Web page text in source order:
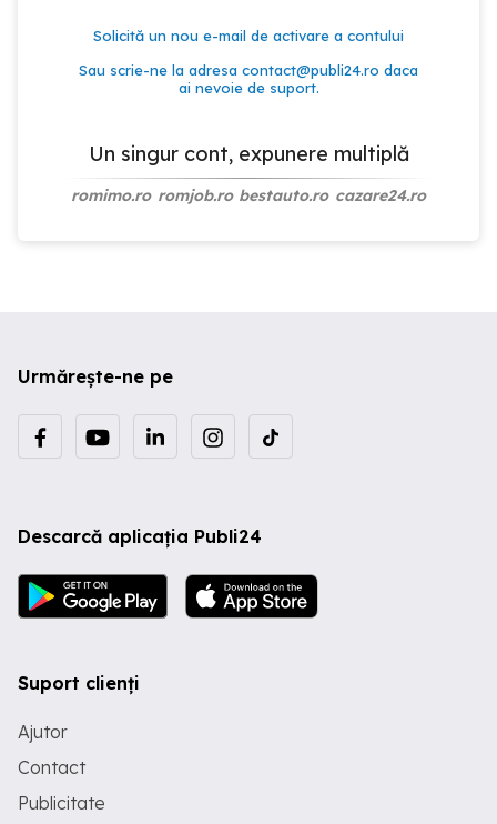
Solicită un nou e-mail de activare a contului
Sau scrie-ne la adresa contact@publi24.ro daca
ai nevoie de suport.
Un singur cont, expunere multiplă
romimo.ro romjob.ro bestauto.ro cazare24.ro
Urmărește-ne pe
Descarcă aplicația Publi24
Suport clienți
Ajutor
Contact
Publicitate